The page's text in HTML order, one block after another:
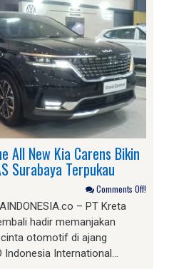
All New Kia Carens Bikin
Surabaya Terpukau
Comments Off!
– PT Kreta
hadir memanjakan
otomotif di ajang
Indonesia International…